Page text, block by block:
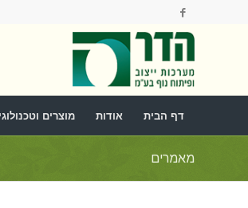
דף הבית אודות מוצרים
מאמרים